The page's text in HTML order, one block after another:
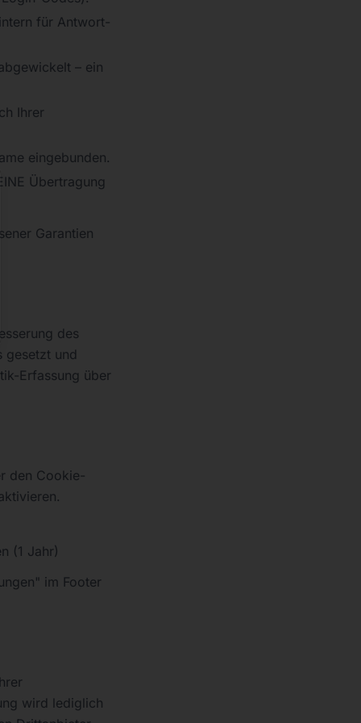
für Antwort-
– ein
Ihrer
eingebunden.
Übertragung
Garantien
des
gesetzt und
Erfassung über
den Cookie-
(1 Jahr)
im Footer
wird lediglich